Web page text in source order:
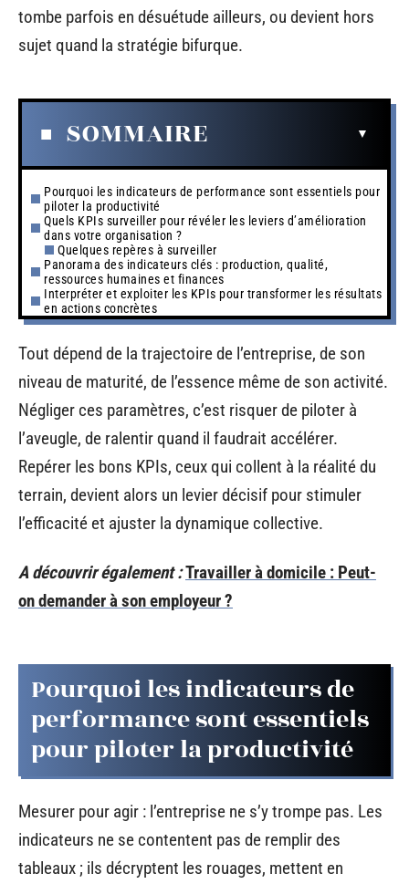
tombe parfois en désuétude ailleurs, ou devient hors
sujet quand la stratégie bifurque.
SOMMAIRE
Pourquoi les indicateurs de performance sont essentiels pour
piloter la productivité
Quels KPIs surveiller pour révéler les leviers d’amélioration
dans votre organisation ?
Quelques repères à surveiller
Panorama des indicateurs clés : production, qualité,
ressources humaines et finances
Interpréter et exploiter les KPIs pour transformer les résultats
en actions concrètes
Tout dépend de la trajectoire de l’entreprise, de son
niveau de maturité, de l’essence même de son activité.
Négliger ces paramètres, c’est risquer de piloter à
l’aveugle, de ralentir quand il faudrait accélérer.
Repérer les bons KPIs, ceux qui collent à la réalité du
terrain, devient alors un levier décisif pour stimuler
l’efficacité et ajuster la dynamique collective.
A découvrir également :Travailler à domicile : Peut-
on demander à son employeur ?
Pourquoi les indicateurs de
performance sont essentiels
pour piloter la productivité
Mesurer pour agir : l’entreprise ne s’y trompe pas. Les
indicateurs ne se contentent pas de remplir des
tableaux ; ils décryptent les rouages, mettent en